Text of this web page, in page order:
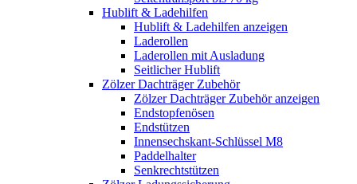
Hublift & Ladehilfen
Hublift & Ladehilfen anzeigen
Laderollen
Laderollen mit Ausladung
Seitlicher Hublift
Zölzer Dachträger Zubehör
Zölzer Dachträger Zubehör anzeigen
Endstopfenösen
Endstützen
Innensechskant-Schlüssel M8
Paddelhalter
Senkrechtstützen